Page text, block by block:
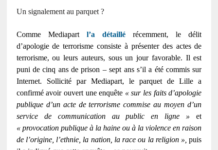
Un signalement au parquet ?
Comme Mediapart l’a détaillé récemment, le délit
d’apologie de terrorisme consiste à présenter des actes de
terrorisme, ou leurs auteurs, sous un jour favorable. Il est
puni de cinq ans de prison – sept ans s’il a été commis sur
Internet. Sollicité par Mediapart, le parquet de Lille a
confirmé avoir ouvert une enquête « sur les faits d’apologie
publique d’un acte de terrorisme commise au moyen d’un
service de communication au public en ligne » et
« provocation publique à la haine ou à la violence en raison
de l’origine, l’ethnie, la nation, la race ou la religion »,puis